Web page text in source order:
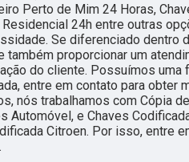
Perto de Mim 24 Horas,
24h entre outras
Se diferenciado dentro
também proporcionar um
do cliente. Possuímos uma
entre em contato para obter
nós trabalhamos com Cópia
Automóvel, e Chaves
Citroen. Por isso, entre